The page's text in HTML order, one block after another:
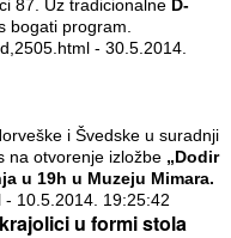
87. Uz tradicionalne D-
bogati program.
- 30.5.2014.
i Švedske u suradnji
na otvorenje izložbe „Dodir
u 19h u Muzeju Mimara.
- 10.5.2014. 19:25:42
u formi stola